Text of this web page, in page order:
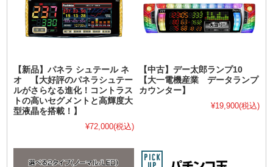
【新品】パネラ シュテール ネ
オ 【大好評のパネラシュテー
ルがさらなる進化！コントラス
トの高いセグメントと高輝度大
型液晶を搭載！】
¥72,000(税込)
【中古】デー太郎ランプ10
【大一電機産業 データランプ
カウンター】
¥19,900(税込)